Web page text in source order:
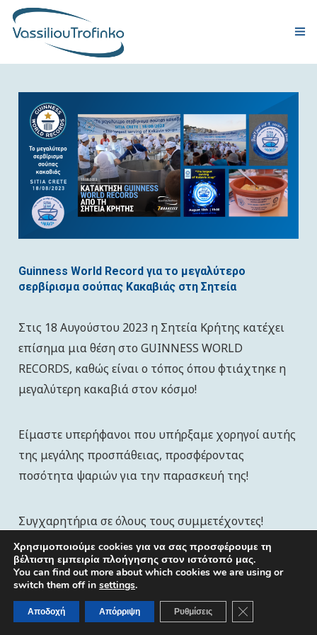
ΠΑΡΑΓΩΓΗ
ΠΡΟΪΟΝΤΑ
ΠΙΣΤΟΠΟΙΗΣΕΙΣ ΠΟΙΟΤΗΤΑΣ
ΕΤΑΙΡΙΚΗ ΕΥΘΥΝΗ
ΝΕΑ
ΕΠΙΚΟΙΝΩΝΙΑ
Guinness World Record για το μεγαλύτερο
σερβίρισμα σούπας Κακαβιάς στη Σητεία
Στις 18 Αυγούστου 2023 η Σητεία Κρήτης κατέχει
επίσημα μια θέση στο GUINNESS WORLD
RECORDS, καθώς είναι ο τόπος όπου φτιάχτηκε η
μεγαλύτερη κακαβιά στον κόσμο!
Είμαστε υπερήφανοι που υπήρξαμε χορηγοί αυτής
της μεγάλης προσπάθειας, προσφέροντας
ποσότητα ψαριών για την παρασκευή της!
Συγχαρητήρια σε όλους τους συμμετέχοντες!
Copyright VASSILIOU TROFINKO S.A. © 2022 | Designed by
skindesign
Χρησιμοποιούμε cookies για να σας προσφέρουμε τη
βέλτιστη εμπειρία πλοήγησης στον ιστότοπό μας.
You can find out more about which cookies we are using or
switch them off in settings.
Αποδοχή Απόρριψη Ρυθμίσεις Κλείσιμο του